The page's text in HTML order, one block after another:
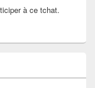
à ce tchat.